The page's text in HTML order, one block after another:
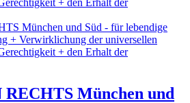
München und